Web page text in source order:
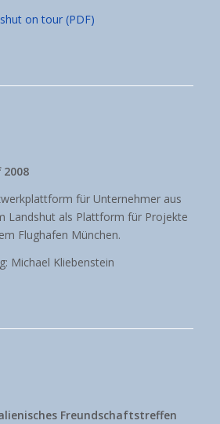
on tour (PDF)
für Unternehmer aus
Landshut als Plattform für Projekte
Flughafen München.
Michael Kliebenstein
Freundschaftstreffen